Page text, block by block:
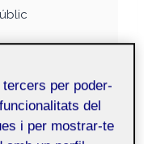
per poder-
del
i per mostrar-te